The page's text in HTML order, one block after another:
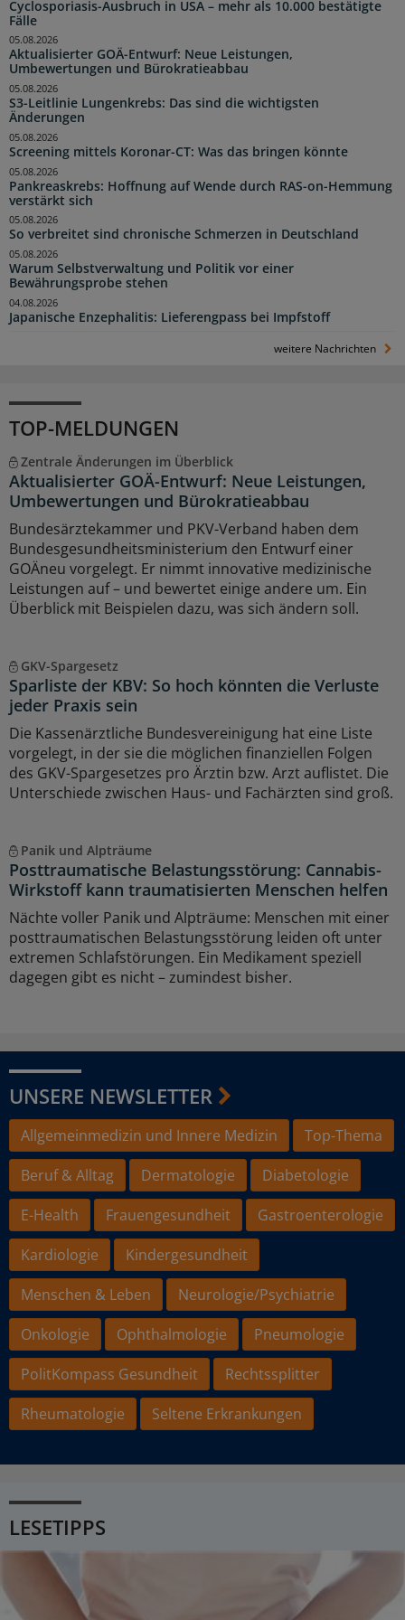
Cyclosporiasis-Ausbruch in USA – mehr als 10.000 bestätigte
Fälle
Aktualisierter GOÄ-Entwurf: Neue Leistungen,
Umbewertungen und Bürokratieabbau
05.08.2026
S3-Leitlinie Lungenkrebs: Das sind die wichtigsten
Änderungen
05.08.2026
Screening mittels Koronar-CT: Was das bringen könnte
05.08.2026
Pankreaskrebs: Hoffnung auf Wende durch RAS-on-Hemmung
verstärkt sich
05.08.2026
So verbreitet sind chronische Schmerzen in Deutschland
05.08.2026
Warum Selbstverwaltung und Politik vor einer
Bewährungsprobe stehen
05.08.2026
Japanische Enzephalitis: Lieferengpass bei Impfstoff
04.08.2026
weitere Nachrichten
TOP-MELDUNGEN
Zentrale Änderungen im Überblick
Aktualisierter GOÄ-Entwurf: Neue Leistungen,
Umbewertungen und Bürokratieabbau
Bundesärztekammer und PKV-Verband haben dem
Bundesgesundheitsministerium den Entwurf einer
GOÄneu vorgelegt. Er nimmt innovative medizinische
Leistungen auf – und bewertet einige andere um. Ein
Überblick mit Beispielen dazu, was sich ändern soll.
GKV-Spargesetz
Sparliste der KBV: So hoch könnten die Verluste
jeder Praxis sein
Die Kassenärztliche Bundesvereinigung hat eine Liste
vorgelegt, in der sie die möglichen finanziellen Folgen
des GKV-Spargesetzes pro Ärztin bzw. Arzt auflistet. Die
Unterschiede zwischen Haus- und Fachärzten sind groß.
Panik und Alpträume
Posttraumatische Belastungsstörung: Cannabis-
Wirkstoff kann traumatisierten Menschen helfen
Nächte voller Panik und Alpträume: Menschen mit einer
posttraumatischen Belastungsstörung leiden oft unter
extremen Schlafstörungen. Ein Medikament speziell
dagegen gibt es nicht – zumindest bisher.
UNSERE NEWSLETTER
Allgemeinmedizin und Innere Medizin
Top-Thema
Beruf & Alltag
Dermatologie
Diabetologie
E-Health
Frauengesundheit
Gastroenterologie
Kardiologie
Kindergesundheit
Menschen & Leben
Neurologie/Psychiatrie
Onkologie
Ophthalmologie
Pneumologie
PolitKompass Gesundheit
Rechtssplitter
Rheumatologie
Seltene Erkrankungen
LESETIPPS